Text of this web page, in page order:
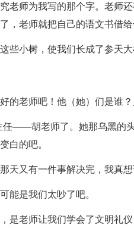
老师为我写的那个字。老师
，老师就把自己的语文书借
些小树，使我们长成了参天大
的老师吧！他（她）们是谁
任——胡老师了。她那乌黑的
白的吧。
天又有一件事解决完，我真
能是我们太吵了吧。
是老师让我们学会了文明礼